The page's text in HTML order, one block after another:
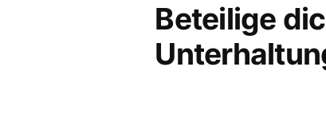
Beteilige